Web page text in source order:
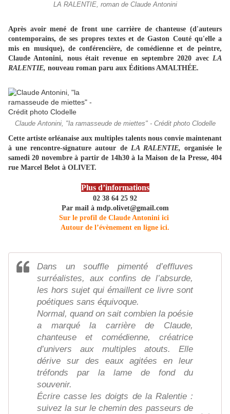
LA RALENTIE, roman de Claude Antonini
Après avoir mené de front une carrière de chanteuse (d'auteurs
contemporains, de ses propres textes et de Gaston Couté qu'elle a
mis en musique), de conférencière, de comédienne et de peintre,
Claude Antonini, nous était revenue en septembre 2020 avec LA
RALENTIE, nouveau roman paru aux Éditions AMALTHÉE.
Claude Antonini, "la ramasseude de miettes" - Crédit photo Clodelle
Cette artiste orléanaise aux multiples talents nous convie maintenant
à une rencontre-signature autour de LA RALENTIE, organisée le
samedi 20 novembre à partir de 14h30 à la Maison de la Presse, 404
rue Marcel Belot à OLIVET.
Plus d’informations
02 38 64 25 92
Par mail à mdp.olivet@gmail.com
Sur le profil de Claude Antonini ici
Autour de l’évènement en ligne ici.
Dans un souffle pimenté d’effluves
surréalistes, aux confins de l’absurde,
les hors sujet qui émaillent ce livre sont
poétiques sans équivoque.
Normal, quand on sait combien la poésie
a marqué la carrière de Claude,
chanteuse et comédienne, créatrice
d’univers aux multiples atouts. Elle
dérive sur des eaux agitées en leur
tréfonds par la lame de fond du
souvenir.
Écrire casse les doigts de la Ralentie :
suivez la sur le chemin des passeurs de